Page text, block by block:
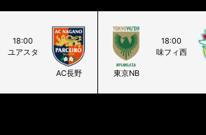
18:00
ユアスタ
AC長野
18:00
味フィ西
東京NB